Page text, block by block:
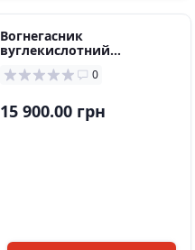
Вогнегасник
вуглекислотний
0
15 900.00 грн